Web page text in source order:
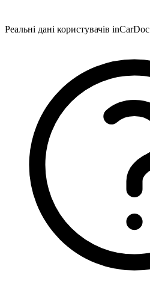
Реальні дані користувачів inCarDoc